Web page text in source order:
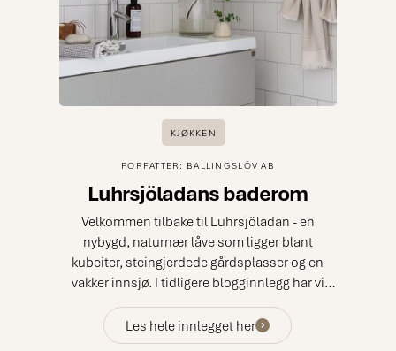
KJØKKEN
FORFATTER: BALLINGSLÖV AB
Luhrsjöladans baderom
Velkommen tilbake til Luhrsjöladan - en
nybygd, naturnær låve som ligger blant
kubeiter, steingjerdede gårdsplasser og en
vakker innsjø. I tidligere blogginnlegg har vi
sett inn i hjertet av huset - kjøkkenet. Nå er det
på tide å vise frem badet og gjestetoalettet.
Les hele innlegget her